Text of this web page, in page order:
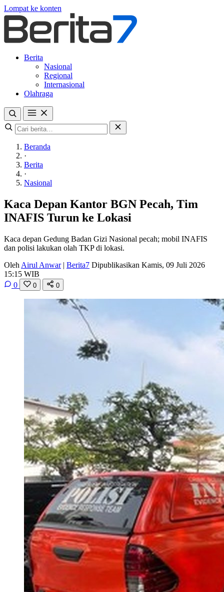
Lompat ke konten
Berita
Nasional
Regional
Internasional
Olahraga
Beranda
·
Berita
·
Nasional
Kaca Depan Kantor BGN Pecah, Tim
INAFIS Turun ke Lokasi
Kaca depan Gedung Badan Gizi Nasional pecah; mobil INAFIS
dan polisi lakukan olah TKP di lokasi.
Oleh Airul Anwar | Berita7 Dipublikasikan Kamis, 09 Juli 2026
15:15 WIB
0
0 0